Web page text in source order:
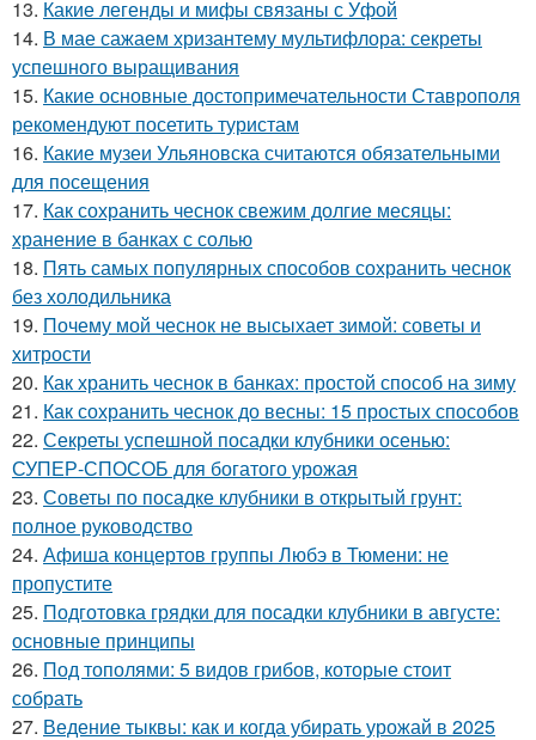
13. Какие легенды и мифы связаны с Уфой
14. В мае сажаем хризантему мультифлора: секреты
успешного выращивания
15. Какие основные достопримечательности Ставрополя
рекомендуют посетить туристам
16. Какие музеи Ульяновска считаются обязательными
для посещения
17. Как сохранить чеснок свежим долгие месяцы:
хранение в банках с солью
18. Пять самых популярных способов сохранить чеснок
без холодильника
19. Почему мой чеснок не высыхает зимой: советы и
хитрости
20. Как хранить чеснок в банках: простой способ на зиму
21. Как сохранить чеснок до весны: 15 простых способов
22. Секреты успешной посадки клубники осенью:
СУПЕР-СПОСОБ для богатого урожая
23. Советы по посадке клубники в открытый грунт:
полное руководство
24. Афиша концертов группы Любэ в Тюмени: не
пропустите
25. Подготовка грядки для посадки клубники в августе:
основные принципы
26. Под тополями: 5 видов грибов, которые стоит
собрать
27. Ведение тыквы: как и когда убирать урожай в 2025